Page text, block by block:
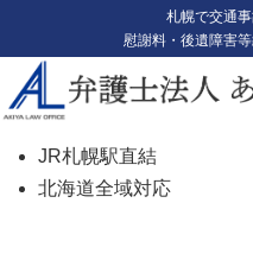
札幌で交通事
慰謝料・後遺障害
JR札幌駅直結
北海道全域対応